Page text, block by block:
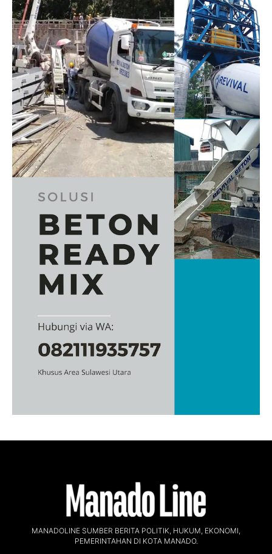
MANADOLINE SUMBER BERITA POLITIK, HUKUM, EKONOMI,
PEMERINTAHAN DI KOTA MANADO.